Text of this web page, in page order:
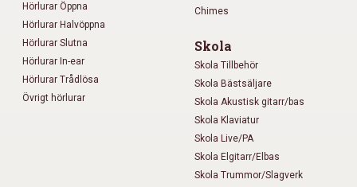
Hörlurar Öppna
Hörlurar Halvöppna
Hörlurar Slutna
Hörlurar In-ear
Hörlurar Trådlösa
Övrigt hörlurar
Chimes
Skola
Skola Tillbehör
Skola Bästsäljare
Skola Akustisk gitarr/bas
Skola Klaviatur
Skola Live/PA
Skola Elgitarr/Elbas
Skola Trummor/Slagverk